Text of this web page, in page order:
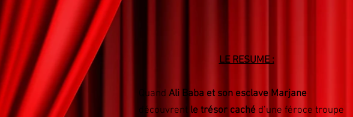
LE RESUME :
Quand Ali Baba et son esclave Marjane
découvrent le trésor caché d’une féroce troupe